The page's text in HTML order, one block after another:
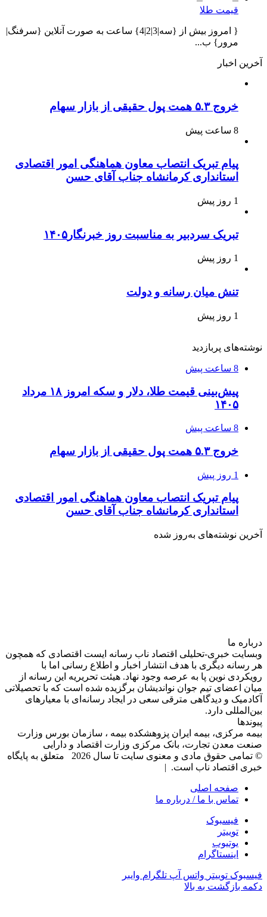
قیمت طلا
{ امروز بیش از {سه|3|2|4} ساعت به صورت آنلاین {سرفنگ|
مرور} ب...
آخرین اخبار
خروج ۵.۳ همت پول حقیقی از بازار سهام
8 ساعت پیش
پیام تبریک انتصاب معاون هماهنگی امور اقتصادی
استانداری کرمانشاه جناب آقای حسن
1 روز پیش
تبریک سردبیر به مناسبت روز خبرنگار۱۴۰۵
1 روز پیش
تنش میان رسانه و دولت
1 روز پیش
نوشته‌های پربازدید
8 ساعت پیش
پیش‌بینی قیمت طلا، دلار و سکه امروز ۱۸ مرداد
۱۴۰۵
8 ساعت پیش
خروج ۵.۳ همت پول حقیقی از بازار سهام
1 روز پیش
پیام تبریک انتصاب معاون هماهنگی امور اقتصادی
استانداری کرمانشاه جناب آقای حسن
آخرین نوشته‌های‌ به‌روز شده
درباره‌ ما
وبسایت خبری-تحلیلی اقتصاد ناب رسانه‌ ایست اقتصادی که همچون
هر رسانه دیگری با هدف انتشار اخبار و اطلاع رسانی اما با
رویکردی نوین پا به عرصه وجود نهاد. هیئت تحریریه این رسانه از
میان اعضای تیم جوان نواندیشان برگزیده شده است که با تحصیلاتی
آکادمیک و دیدگاهی‌ مترقی سعی در ایجاد رسانه‌ای با معیار‌های
بین‌المللی دارد.
پیوندها
بیمه مرکزی، بیمه ایران پزوهشکده بیمه ، سازمان بورس وزارت
صنعت معدن تجارت، بانک مرکزی وزارت اقتصاد و دارایی
© تمامی حقوق مادی و معنوی سایت تا سال 2026 متعلق به پایگاه
خبری اقتصاد ناب است. |
صفحه اصلی
تماس با ما / درباره ما
فیسبوک
توییتر
یوتیوب
اینستاگرام
فیسبوک توییتر واتس آپ تلگرام وایبر
دکمه بازگشت به بالا